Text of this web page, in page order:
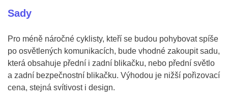
Sady
Pro méně náročné cyklisty, kteří se budou pohybovat spíše
po osvětlených komunikacích, bude vhodné zakoupit sadu,
která obsahuje přední i zadní blikačku, nebo přední světlo
a zadní bezpečnostní blikačku. Výhodou je nižší pořizovací
cena, stejná svítivost i design.